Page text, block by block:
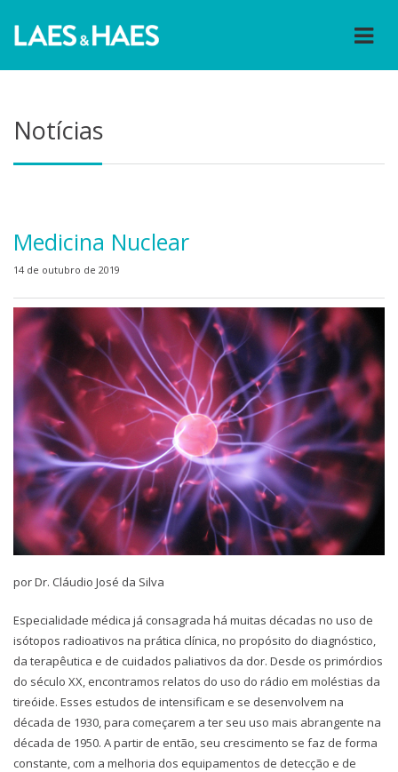
Notícias
Medicina Nuclear
14 de outubro de 2019
por Dr. Cláudio José da Silva
Especialidade médica já consagrada há muitas décadas no uso de
isótopos radioativos na prática clínica, no propósito do diagnóstico,
da terapêutica e de cuidados paliativos da dor. Desde os primórdios
do século XX, encontramos relatos do uso do rádio em moléstias da
tireóide. Esses estudos de intensificam e se desenvolvem na
década de 1930, para começarem a ter seu uso mais abrangente na
década de 1950. A partir de então, seu crescimento se faz de forma
constante, com a melhoria dos equipamentos de detecção e de